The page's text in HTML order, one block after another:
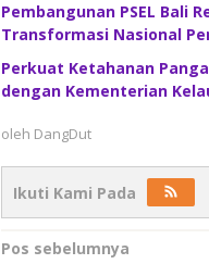
Pembangunan PSEL Bali
Transformasi Nasional
Perkuat Ketahanan
dengan Kementerian
oleh DangDut
Ikuti Kami Pada
Navigasi
Pos sebelumnya